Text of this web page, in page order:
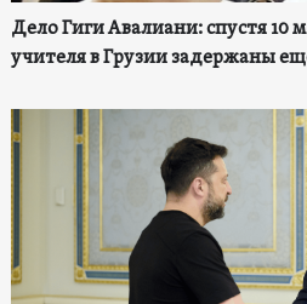
Дело Гиги Авалиани: спустя 10
учителя в Грузии задержаны